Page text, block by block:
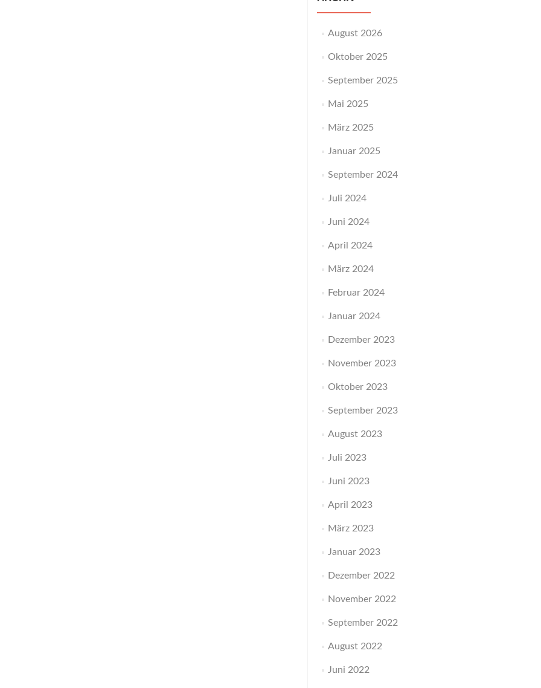
August 2026
Oktober 2025
September 2025
Mai 2025
März 2025
Januar 2025
September 2024
Juli 2024
Juni 2024
April 2024
März 2024
Februar 2024
Januar 2024
Dezember 2023
November 2023
Oktober 2023
September 2023
August 2023
Juli 2023
Juni 2023
April 2023
März 2023
Januar 2023
Dezember 2022
November 2022
September 2022
August 2022
Juni 2022